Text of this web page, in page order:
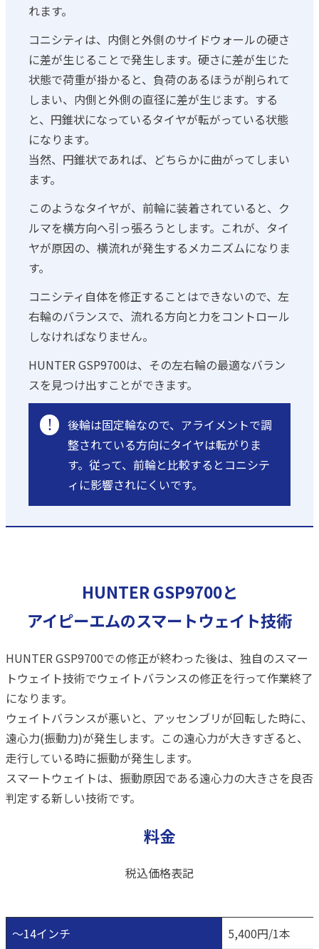
れます。
コニシティは、内側と外側のサイドウォールの硬さ
に差が生じることで発生します。硬さに差が生じた
状態で荷重が掛かると、負荷のあるほうが削られて
しまい、内側と外側の直径に差が生じます。する
と、円錐状になっているタイヤが転がっている状態
になります。
当然、円錐状であれば、どちらかに曲がってしまい
ます。
このようなタイヤが、前輪に装着されていると、ク
ルマを横方向へ引っ張ろうとします。これが、タイ
ヤが原因の、横流れが発生するメカニズムになりま
す。
コニシティ自体を修正することはできないので、左
右輪のバランスで、流れる方向と力をコントロール
しなければなりません。
HUNTER GSP9700は、その左右輪の最適なバラン
スを見つけ出すことができます。
!
後輪は固定輪なので、アライメントで調
整されている方向にタイヤは転がりま
す。従って、前輪と比較するとコニシテ
ィに影響されにくいです。
HUNTER GSP9700と
アイピーエムのスマートウェイト技術
HUNTER GSP9700での修正が終わった後は、独自のスマー
トウェイト技術でウェイトバランスの修正を行って作業終了
になります。
ウェイトバランスが悪いと、アッセンブリが回転した時に、
遠心力(振動力)が発生します。この遠心力が大きすぎると、
走行している時に振動が発生します。
スマートウェイトは、振動原因である遠心力の大きさを良否
判定する新しい技術です。
料金
税込価格表記
～14インチ
5,400円/1本